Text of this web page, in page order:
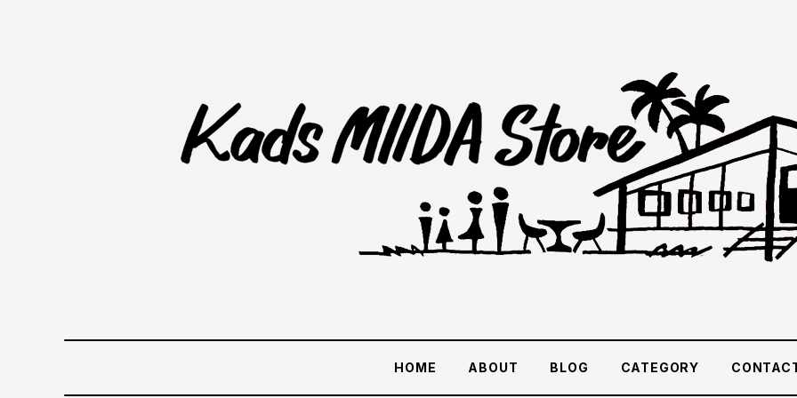
HOME ABOUT BLOG CATEGORY